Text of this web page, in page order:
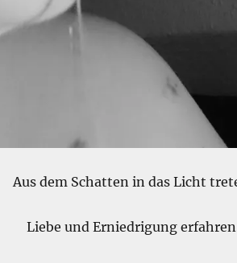
Aus dem Schatten in das Licht
Liebe und Erniedrigung